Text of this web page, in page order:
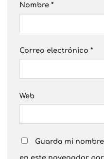
Nombre *
Correo electrónico *
Web
Guarda mi